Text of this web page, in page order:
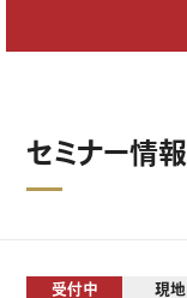
セミナー情報
受付中 現地